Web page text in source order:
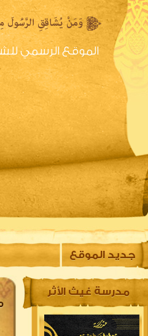
الموقع الرسمي
الصفحه الرئيسية
جديد الموقع
مدرسة غيث الأثر